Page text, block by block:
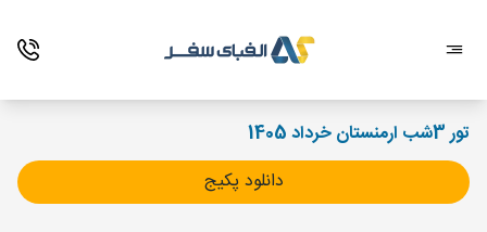
تور 3شب ارمنستان خرداد 1405
دانلود پکیج